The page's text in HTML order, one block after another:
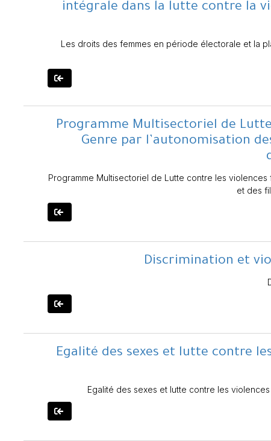
intégrale dans la lutte contre la
Les droits des femmes en période électorale et la
Programme Multisectoriel de
Genre par l’autonomisation
Programme Multisectoriel de Lutte contre les
et des
Discrimination et
Egalité des sexes et lutte contre
Egalité des sexes et lutte contre les